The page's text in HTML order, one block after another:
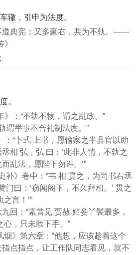
辙，引申为法度。
遵典宪；又多豪右，共为不轨。——
》
。
》：“不轨不物，谓之乱政。”
谓举事不合礼制法度。”
：“卜式 上书，愿输家之半县官以助
相 弘，弘 曰：‘此非人情，不轨之
乱法，愿陛下勿许。’”
补》卷中：“韦 相 贯之，为尚书右丞
门曰：‘窃闻阁下，不久拜相。’ 贯之
之言！’”
九回：“素昔见 贾赦 姬妾丫鬟最多，
心，只未敢下手。”
烟》第六章：“他想，应该趁着这个
点指点，让工作队同志看见，就不